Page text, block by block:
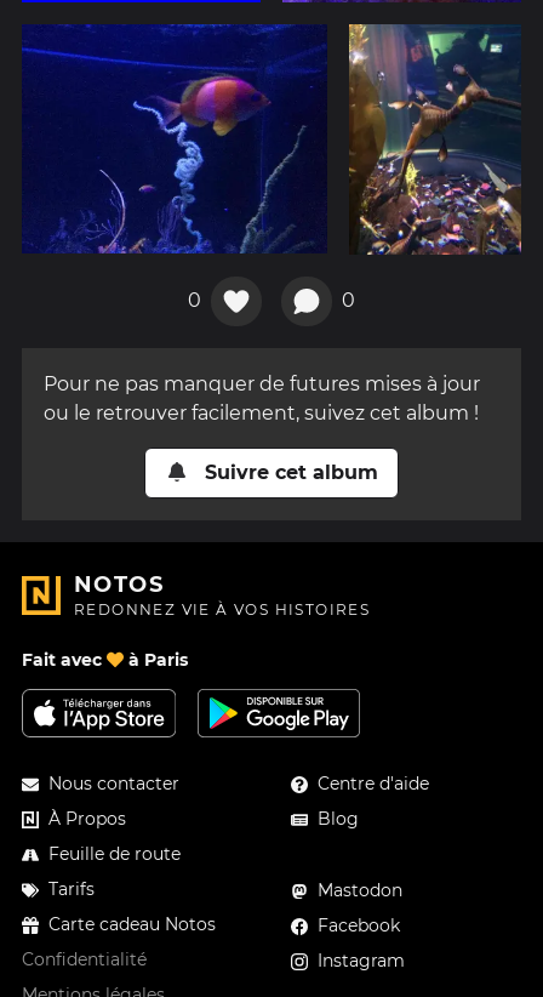
0 0
Pour ne pas manquer de futures mises à jour
ou le retrouver facilement, suivez cet album !
Suivre cet album
NOTOS
REDONNEZ VIE À VOS HISTOIRES
Fait avec à Paris
Nous contacter
À Propos
Feuille de route
Tarifs
Carte cadeau Notos
Confidentialité
Centre d'aide
Blog
Mastodon
Facebook
Instagram